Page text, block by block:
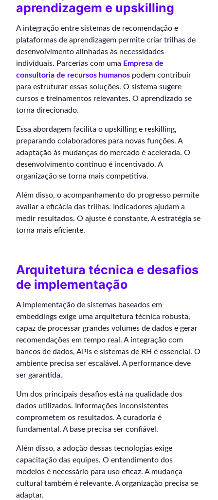
aprendizagem e upskilling
A integração entre sistemas de recomendação e
plataformas de aprendizagem permite criar trilhas de
desenvolvimento alinhadas às necessidades
individuais. Parcerias com uma Empresa de
consultoria de recursos humanos podem contribuir
para estruturar essas soluções. O sistema sugere
cursos e treinamentos relevantes. O aprendizado se
torna direcionado.
Essa abordagem facilita o upskilling e reskilling,
preparando colaboradores para novas funções. A
adaptação às mudanças do mercado é acelerada. O
desenvolvimento contínuo é incentivado. A
organização se torna mais competitiva.
Além disso, o acompanhamento do progresso permite
avaliar a eficácia das trilhas. Indicadores ajudam a
medir resultados. O ajuste é constante. A estratégia se
torna mais eficiente.
Arquitetura técnica e desafios
de implementação
A implementação de sistemas baseados em
embeddings exige uma arquitetura técnica robusta,
capaz de processar grandes volumes de dados e gerar
recomendações em tempo real. A integração com
bancos de dados, APIs e sistemas de RH é essencial. O
ambiente precisa ser escalável. A performance deve
ser garantida.
Um dos principais desafios está na qualidade dos
dados utilizados. Informações inconsistentes
comprometem os resultados. A curadoria é
fundamental. A base precisa ser confiável.
Além disso, a adoção dessas tecnologias exige
capacitação das equipes. O entendimento dos
modelos é necessário para uso eficaz. A mudança
cultural também é relevante. A organização precisa se
adaptar.